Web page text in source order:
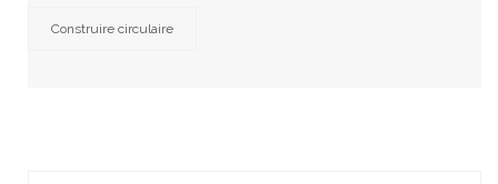
Construire circulaire